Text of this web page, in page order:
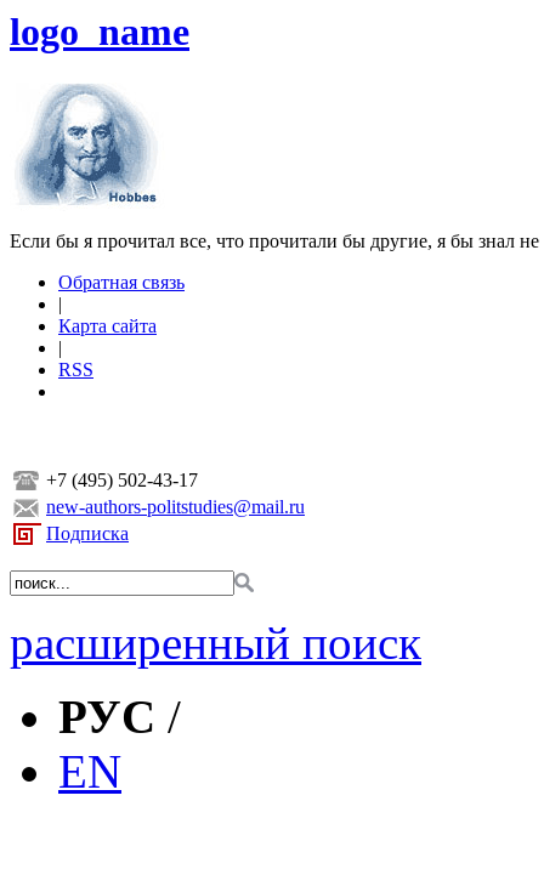
logo_name
Если бы я прочитал все, что прочитали бы другие, я бы знал
Обратная связь
|
Карта сайта
|
RSS
+7 (495) 502-43-17
new-authors-politstudies@mail.ru
Подписка
расширенный поиск
РУС /
EN